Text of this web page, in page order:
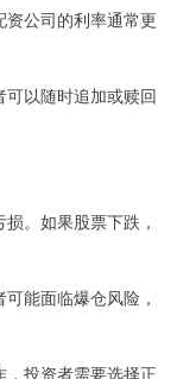
公司的利率通常更
以随时追加或赎回
。如果股票下跌，
能面临爆仓风险，
投资者需要选择正